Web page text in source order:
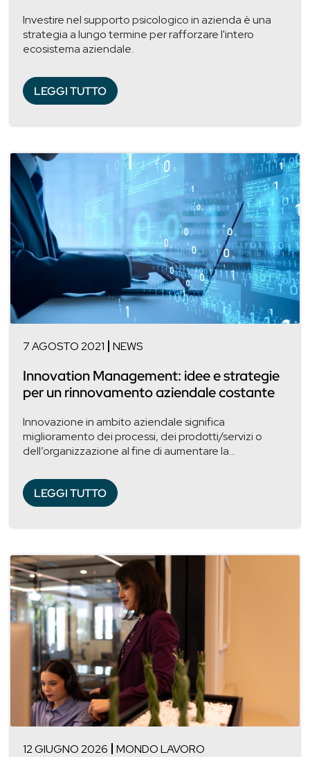
Investire nel supporto psicologico in azienda è una
strategia a lungo termine per rafforzare l'intero
ecosistema aziendale.
LEGGI TUTTO
7 AGOSTO 2021 NEWS
Innovation Management: idee e strategie
per un rinnovamento aziendale costante
Innovazione in ambito aziendale significa
miglioramento dei processi, dei prodotti/servizi o
dell’organizzazione al fine di aumentare la...
LEGGI TUTTO
12 GIUGNO 2026 MONDO LAVORO